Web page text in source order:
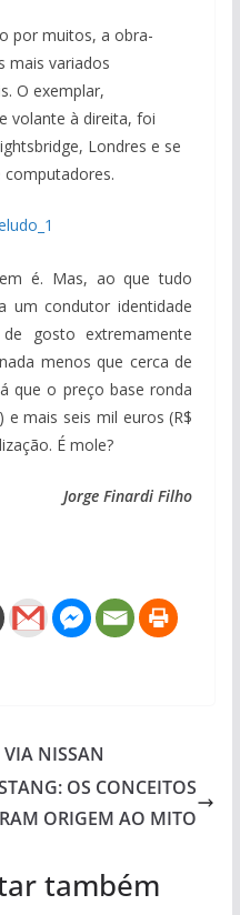
por muitos, a obra-
mais variados
O exemplar,
volante à direita, foi
Londres e se
computadores.
é. Mas, ao que tudo
um condutor identidade
gosto extremamente
menos que cerca de
que o preço base ronda
e mais seis mil euros (R$
É mole?
Jorge Finardi Filho
NISSAN
OS CONCEITOS
ORIGEM AO MITO
também